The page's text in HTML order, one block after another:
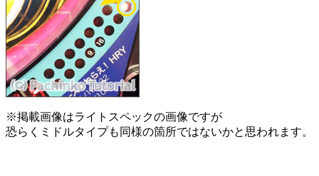
※掲載画像はライトスペックの画像ですが
恐らくミドルタイプも同様の箇所ではないかと思われます。